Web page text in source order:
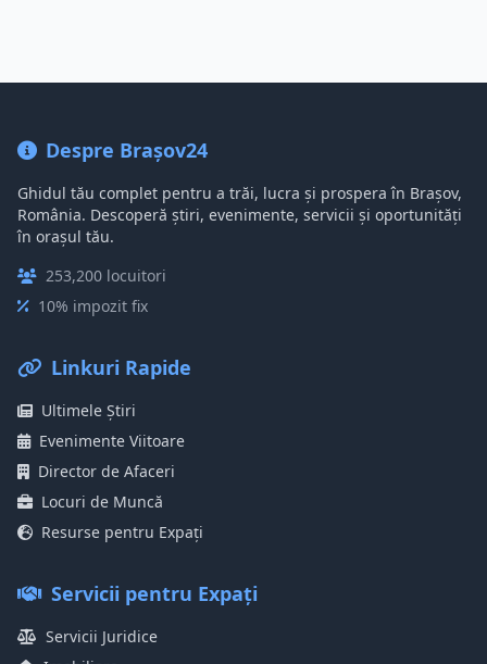
Despre Brașov24
Ghidul tău complet pentru a trăi, lucra și prospera în Brașov,
România. Descoperă știri, evenimente, servicii și oportunități
în orașul tău.
253,200 locuitori
10% impozit fix
Linkuri Rapide
Ultimele Știri
Evenimente Viitoare
Director de Afaceri
Locuri de Muncă
Resurse pentru Expați
Servicii pentru Expați
Servicii Juridice